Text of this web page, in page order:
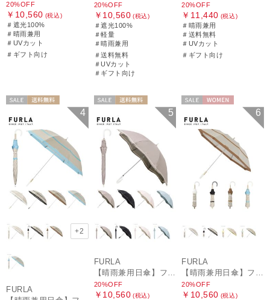
20%OFF
￥10,560 (税込)
＃遮光100%
＃晴雨兼用
＃UVカット
＃ギフト向け
20%OFF
￥10,560 (税込)
＃遮光100%
＃軽量
＃晴雨兼用
＃送料無料
＃UVカット
＃ギフト向け
20%OFF
￥11,440 (税込)
＃晴雨兼用
＃送料無料
＃UVカット
＃ギフト向け
ギフト向け
4
+2
FURLA
WOMEN
5
FURLA
20%OFF
￥10,560 (税込)
6
FURLA
20%OFF
￥10,560 (税込)